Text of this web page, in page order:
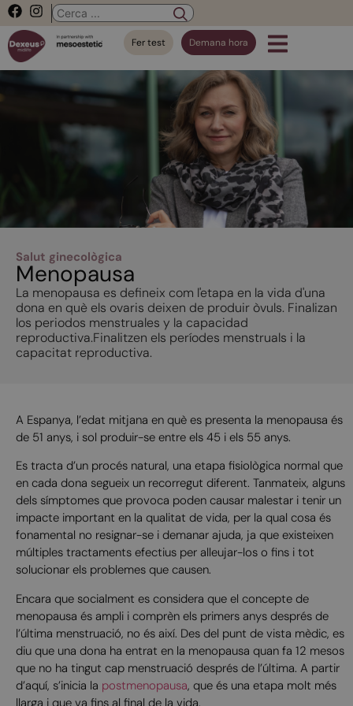
Fer test Demana hora
Salut ginecològica
Menopausa
La menopausa es defineix com l'etapa en la vida d'una
dona en què els ovaris deixen de produir òvuls. Finalizan
los periodos menstruales y la capacidad
reproductiva.Finalitzen els períodes menstruals i la
capacitat reproductiva.
A Espanya, l’edat mitjana en què es presenta la menopausa és
de 51 anys, i sol produir-se entre els 45 i els 55 anys.
Es tracta d’un procés natural, una etapa fisiològica normal que
en cada dona segueix un recorregut diferent. Tanmateix, alguns
dels símptomes que provoca poden causar malestar i tenir un
impacte important en la qualitat de vida, per la qual cosa és
fonamental no resignar-se i demanar ajuda, ja que existeixen
múltiples tractaments efectius per alleujar-los o fins i tot
solucionar els problemes que causen.
Encara que socialment es considera que el concepte de
menopausa és ampli i comprèn els primers anys després de
l’última menstruació, no és així. Des del punt de vista mèdic, es
diu que una dona ha entrat en la menopausa quan fa 12 mesos
que no ha tingut cap menstruació després de l’última. A partir
d’aquí, s’inicia la postmenopausa, que és una etapa molt més
llarga i que va fins al final de la vida.